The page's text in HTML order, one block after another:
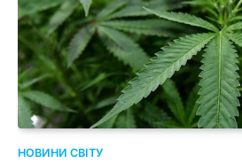
НОВИНИ СВІТУ